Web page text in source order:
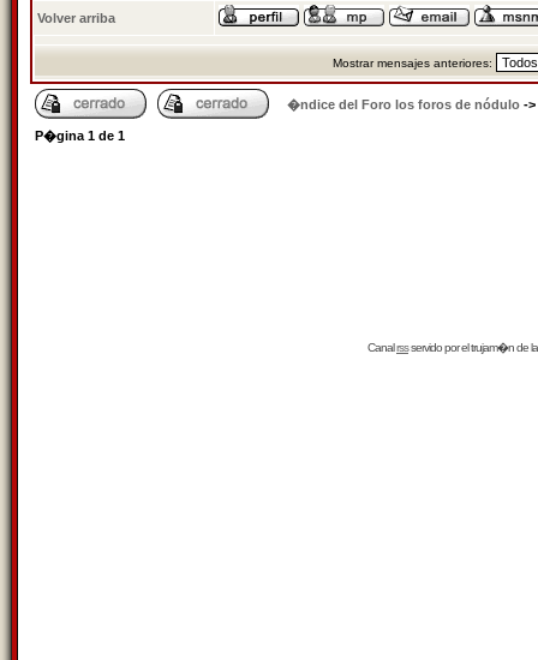
Volver arriba
Mostrar mensajes anteriores:
�ndice del Foro los foros de nódulo ->
P�gina 1 de 1
Canalrssservido por eltrujam�nde